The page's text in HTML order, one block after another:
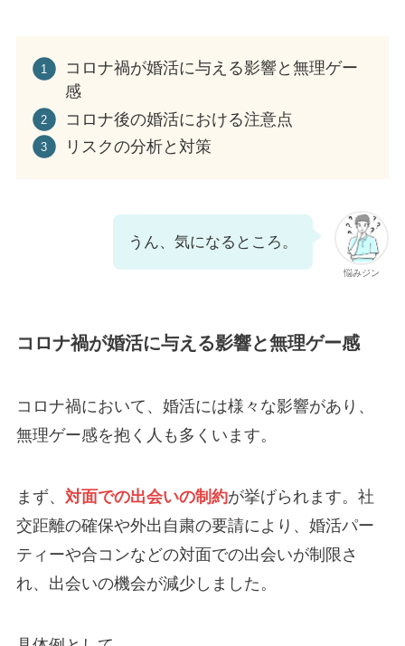
コロナ禍が婚活に与える影響と無理ゲー
感
コロナ後の婚活における注意点
リスクの分析と対策
悩みジン
うん、気になるところ。
コロナ禍が婚活に与える影響と無理ゲー感
コロナ禍において、婚活には様々な影響があり、
無理ゲー感を抱く人も多くいます。
まず、 対面での出会いの制約が挙げられます。社
交距離の確保や外出自粛の要請により、婚活パー
ティーや合コンなどの対面での出会いが制限さ
れ、出会いの機会が減少しました。